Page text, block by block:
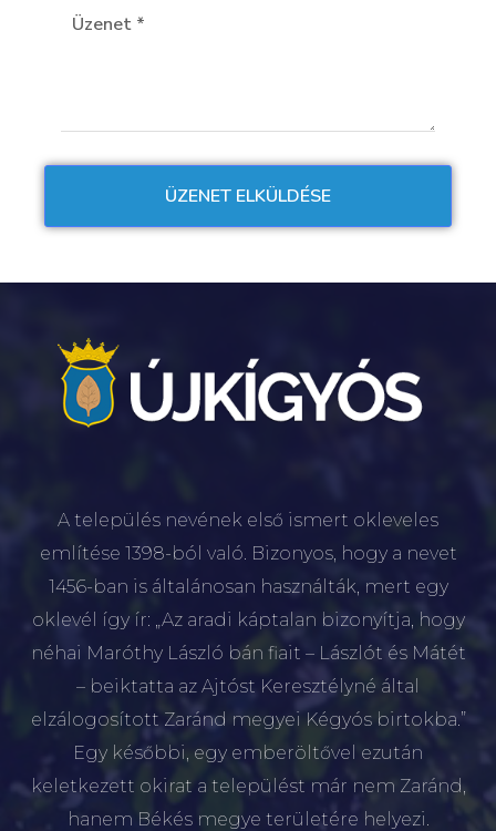
A település nevének első ismert okleveles
említése 1398-ból való. Bizonyos, hogy a nevet
1456-ban is általánosan használták, mert egy
oklevél így ír: „Az aradi káptalan bizonyítja, hogy
néhai Maróthy László bán fiait – Lászlót és Mátét
– beiktatta az Ajtóst Keresztélyné által
elzálogosított Zaránd megyei Kégyós birtokba.”
Egy későbbi, egy emberöltővel ezután
keletkezett okirat a települést már nem Zaránd,
hanem Békés megye területére helyezi.